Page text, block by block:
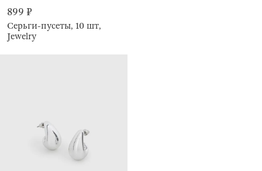
899 ₽
Серьги-пусеты, 10 шт,
Jewelry